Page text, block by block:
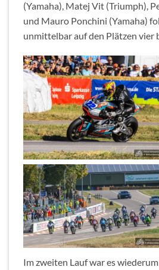
(Yamaha), Matej Vit (Triumph),
und Mauro Ponchini (Yamaha)
unmittelbar auf den Plätzen vier
Im zweiten Lauf war es